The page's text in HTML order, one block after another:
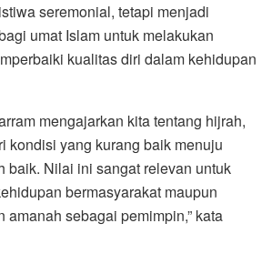
seremonial, tetapi menjadi
umat Islam untuk melakukan
kualitas diri dalam kehidupan
mengajarkan kita tentang hijrah,
kondisi yang kurang baik menuju
baik. Nilai ini sangat relevan untuk
bermasyarakat maupun
amanah sebagai pemimpin,” kata